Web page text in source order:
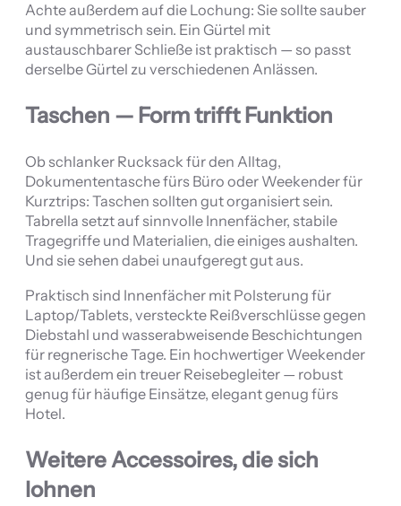
Achte außerdem auf die Lochung: Sie sollte sauber
und symmetrisch sein. Ein Gürtel mit
austauschbarer Schließe ist praktisch — so passt
derselbe Gürtel zu verschiedenen Anlässen.
Taschen — Form trifft Funktion
Ob schlanker Rucksack für den Alltag,
Dokumententasche fürs Büro oder Weekender für
Kurztrips: Taschen sollten gut organisiert sein.
Tabrella setzt auf sinnvolle Innenfächer, stabile
Tragegriffe und Materialien, die einiges aushalten.
Und sie sehen dabei unaufgeregt gut aus.
Praktisch sind Innenfächer mit Polsterung für
Laptop/Tablets, versteckte Reißverschlüsse gegen
Diebstahl und wasserabweisende Beschichtungen
für regnerische Tage. Ein hochwertiger Weekender
ist außerdem ein treuer Reisebegleiter — robust
genug für häufige Einsätze, elegant genug fürs
Hotel.
Weitere Accessoires, die sich
lohnen